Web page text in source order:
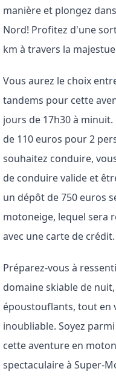
manière et plongez
Nord! Profitez d'une
km à travers la
Vous aurez le choix
tandems pour cette
jours de 17h30 à
de 110 euros pour 2
souhaitez conduire,
de conduire valide et
un dépôt de 750 euros
motoneige, lequel sera
avec une carte de crédit.
Préparez-vous à
domaine skiable de
époustouflants, tout en
inoubliable. Soyez
cette aventure en
spectaculaire à Super-